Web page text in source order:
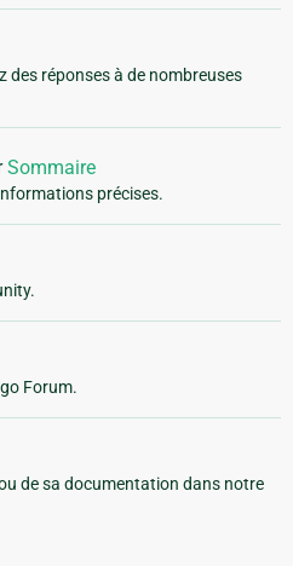
des réponses à de nombreuses
Sommaire
précises.
Forum.
de sa documentation dans notre